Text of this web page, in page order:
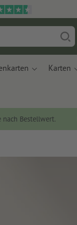
Karten
nach Bestellwert.